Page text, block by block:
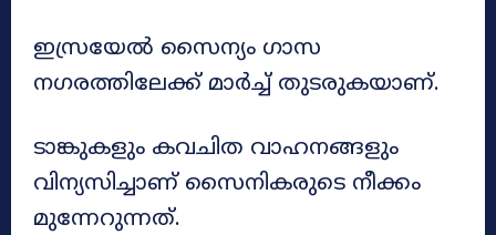
ഇസ്രയേൽ സൈന്യം ഗാസ
നഗരത്തിലേക്ക് മാർച്ച് തുടരുകയാണ്.
ടാങ്കുകളും കവചിത വാഹനങ്ങളും
വിന്യസിച്ചാണ് സൈനികരുടെ നീക്കം
മുന്നേറുന്നത്.